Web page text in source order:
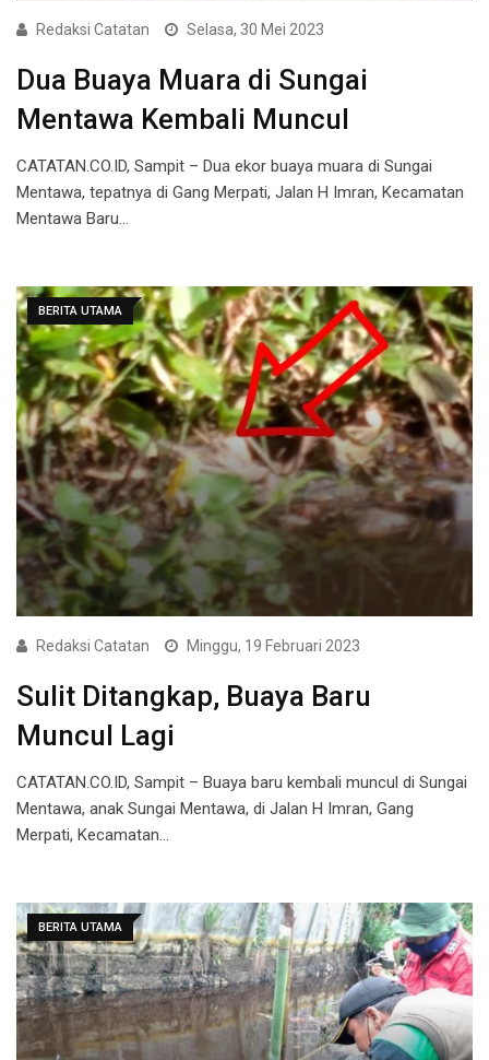
Redaksi Catatan Selasa, 30 Mei 2023
Dua Buaya Muara di Sungai
Mentawa Kembali Muncul
CATATAN.CO.ID, Sampit – Dua ekor buaya muara di Sungai
Mentawa, tepatnya di Gang Merpati, Jalan H Imran, Kecamatan
Mentawa Baru…
BERITA UTAMA
Redaksi Catatan Minggu, 19 Februari 2023
Sulit Ditangkap, Buaya Baru
Muncul Lagi
CATATAN.CO.ID, Sampit – Buaya baru kembali muncul di Sungai
Mentawa, anak Sungai Mentawa, di Jalan H Imran, Gang
Merpati, Kecamatan…
BERITA UTAMA